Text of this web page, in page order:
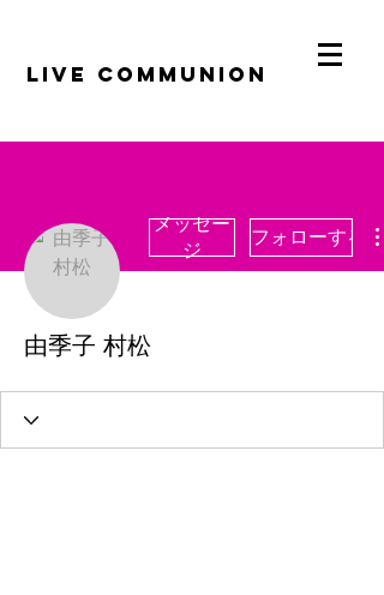
​LiVE COMMUNION
メッセー
ジ
フォローする
由季子 村松